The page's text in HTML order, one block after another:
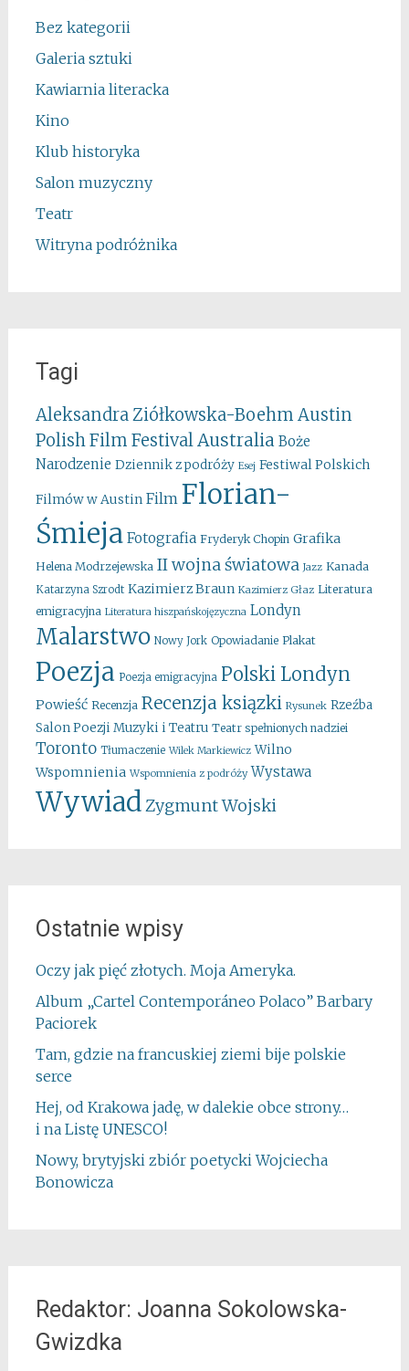
Bez kategorii
Galeria sztuki
Kawiarnia literacka
Kino
Klub historyka
Salon muzyczny
Teatr
Witryna podróżnika
Tagi
Aleksandra Ziółkowska-Boehm Austin
Polish Film FestivalAustralia Boże
Narodzenie Dziennik z podróży Esej Festiwal Polskich
Filmów w Austin Film Florian-
Śmieja Fotografia Fryderyk Chopin Grafika
Helena Modrzejewska II wojna światowa Jazz Kanada
Katarzyna Szrodt Kazimierz Braun Kazimierz Głaz Literatura
emigracyjna Literatura hiszpańskojęzyczna Londyn
Malarstwo Nowy Jork Opowiadanie Plakat
Poezja Poezja emigracyjna Polski Londyn
Powieść Recenzja Recenzja ksiązki Rysunek Rzeźba
Salon Poezji Muzyki i Teatru Teatr spełnionych nadziei
Toronto Tłumaczenie Wilek Markiewicz Wilno
Wspomnienia Wspomnienia z podróży Wystawa
WywiadZygmunt Wojski
Ostatnie wpisy
Oczy jak pięć złotych. Moja Ameryka.
Album „Cartel Contemporáneo Polaco” Barbary
Paciorek
Tam, gdzie na francuskiej ziemi bije polskie
serce
Hej, od Krakowa jadę, w dalekie obce strony…
i na Listę UNESCO!
Nowy, brytyjski zbiór poetycki Wojciecha
Bonowicza
Redaktor: Joanna Sokolowska-
Gwizdka